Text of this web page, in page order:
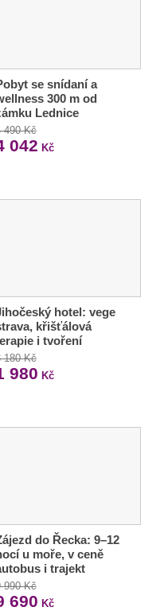
se snídaní a
300 m od
Lednice
490 Kč
042 Kč
hotel: vege
křišťálová
i tvoření
180 Kč
980 Kč
do Řecka: 9–12
u moře, v ceně
i trajekt
990 Kč
690 Kč